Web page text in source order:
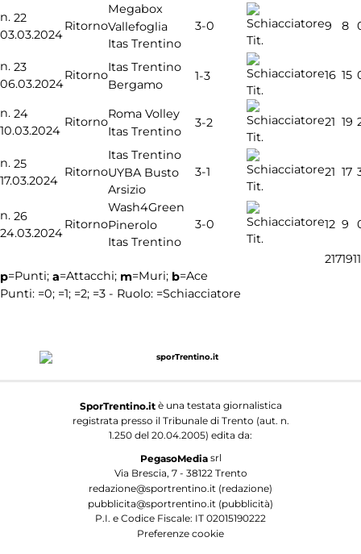
n. 22
03.03.2024
Ritorno
Megabox
Vallefoglia
Itas Trentino
3-0
Tit.
9 8
n. 23
06.03.2024
Ritorno
Itas Trentino
Bergamo
1-3
Tit.
16 15
n. 24
10.03.2024
Ritorno
Roma Volley
Itas Trentino
3-2
Tit.
21 19
n. 25
17.03.2024
Ritorno
Itas Trentino
UYBA Busto
Arsizio
3-1
Tit.
21 17
n. 26
24.03.2024
Ritorno
Wash4Green
Pinerolo
Itas Trentino
3-0
Tit.
12 9
217191
p=Punti; a=Attacchi; m=Muri; b=Ace
Punti: =0; =1; =2; =3 - Ruolo: =Schiacciatore
SporTrentino.itè una testata giornalistica
registrata presso il Tribunale di Trento (aut. n.
1.250 del 20.04.2005) edita da:
PegasoMediasrl
Via Brescia, 7 - 38122 Trento
redazione@sportrentino.it (redazione)
pubblicita@sportrentino.it (pubblicità)
P.I. e Codice Fiscale: IT 02015190222
Preferenze cookie